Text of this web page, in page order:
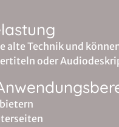
alte Technik und
oder